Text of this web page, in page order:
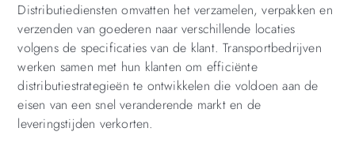
Distributiediensten omvatten het verzamelen, verpakken en
verzenden van goederen naar verschillende locaties
volgens de specificaties van de klant. Transportbedrijven
werken samen met hun klanten om efficiënte
distributiestrategieën te ontwikkelen die voldoen aan de
eisen van een snel veranderende markt en de
leveringstijden verkorten.